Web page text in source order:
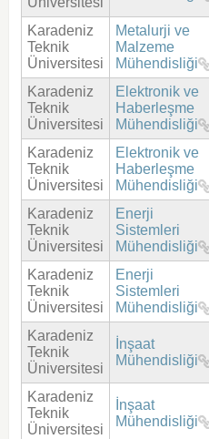
Karadeniz
Teknik
Üniversitesi
Metalurji ve
Malzeme
Mühendisliği
Karadeniz
Teknik
Üniversitesi
Elektronik ve
Haberleşme
Mühendisliği
Karadeniz
Teknik
Üniversitesi
Elektronik ve
Haberleşme
Mühendisliği
Karadeniz
Teknik
Üniversitesi
Enerji
Sistemleri
Mühendisliği
Karadeniz
Teknik
Üniversitesi
Enerji
Sistemleri
Mühendisliği
Karadeniz
Teknik
Üniversitesi
İnşaat
Mühendisliği
Karadeniz
Teknik
Üniversitesi
İnşaat
Mühendisliği